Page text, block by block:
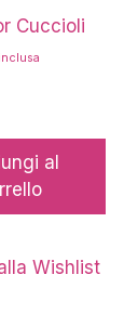
Cuccioli
al
Wishlist